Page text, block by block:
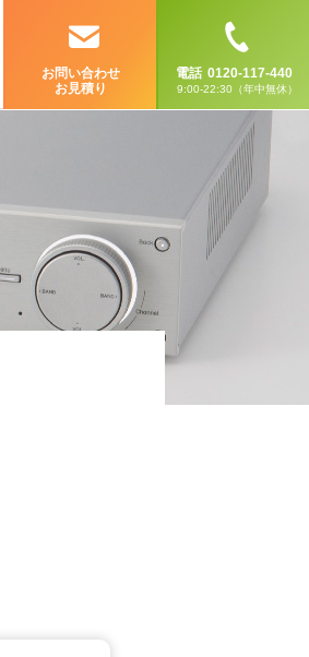
お問い合わせ
お見積り
電話 0120-117-440
9:00-22:30（年中無休）